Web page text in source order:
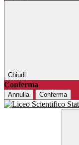
Chiudi
Conferma
Annulla Conferma